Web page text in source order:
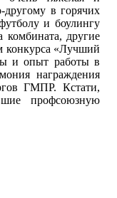
в горячих
и боулингу
другие
конкурса «Лучший
и опыт работы в
награждения
ГМПР. Кстати,
профсоюзную